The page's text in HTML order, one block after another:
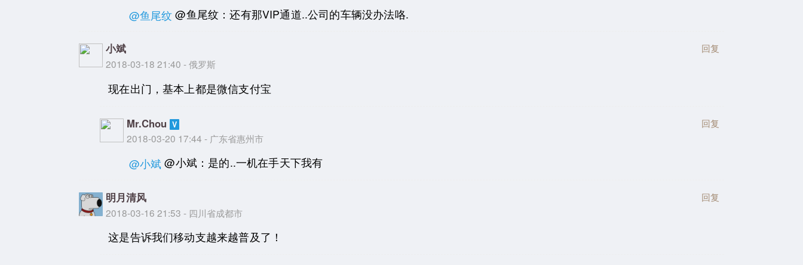
@鱼尾纹 @鱼尾纹：还有那VIP通道..公司的车辆没办法咯.
小斌
2018-03-18 21:40 - 俄罗斯
回复
现在出门，基本上都是微信支付宝
Mr.Chou
2018-03-20 17:44 - 广东省惠州市
回复
@小斌 @小斌：是的..一机在手天下我有
明月清风
2018-03-16 21:53 - 四川省成都市
回复
这是告诉我们移动支越来越普及了！